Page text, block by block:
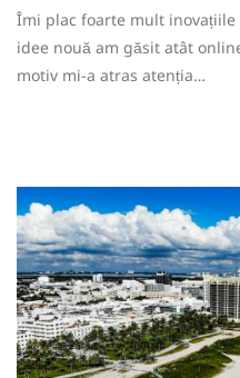
Îmi plac foarte mult
idee nouă am găsit atât
motiv mi-a atras atenția…